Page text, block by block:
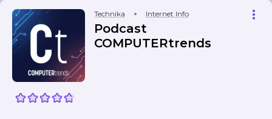
Technika Internet Info
Podcast
COMPUTERtrends